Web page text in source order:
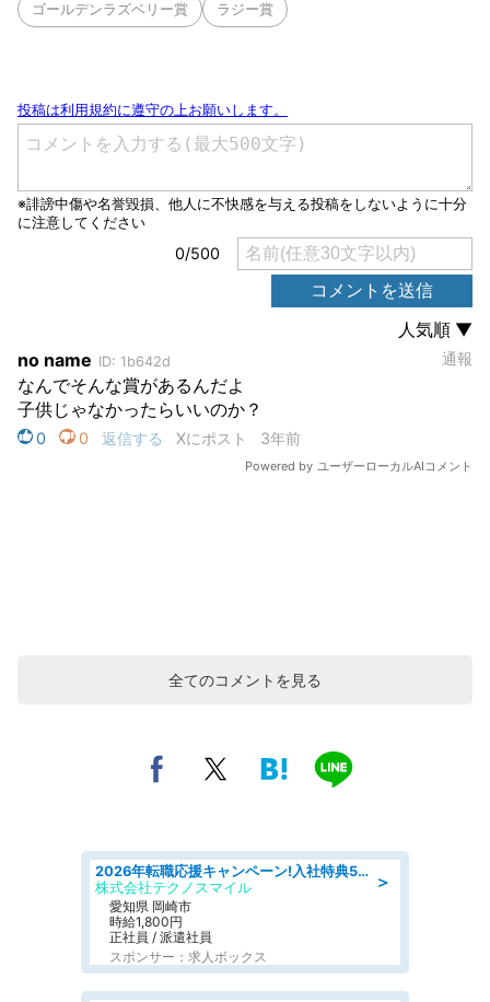
ゴールデンラズベリー賞 ラジー賞
全てのコメントを見る
＞
2026年転職応援キャンペーン!入社特典58万円/デンソーで働こう!自動車工場で小型部品の検査業務 denso aichi
株式会社テクノスマイル
愛知県 岡崎市
時給1,800円
正社員 / 派遣社員
スポンサー：求人ボックス